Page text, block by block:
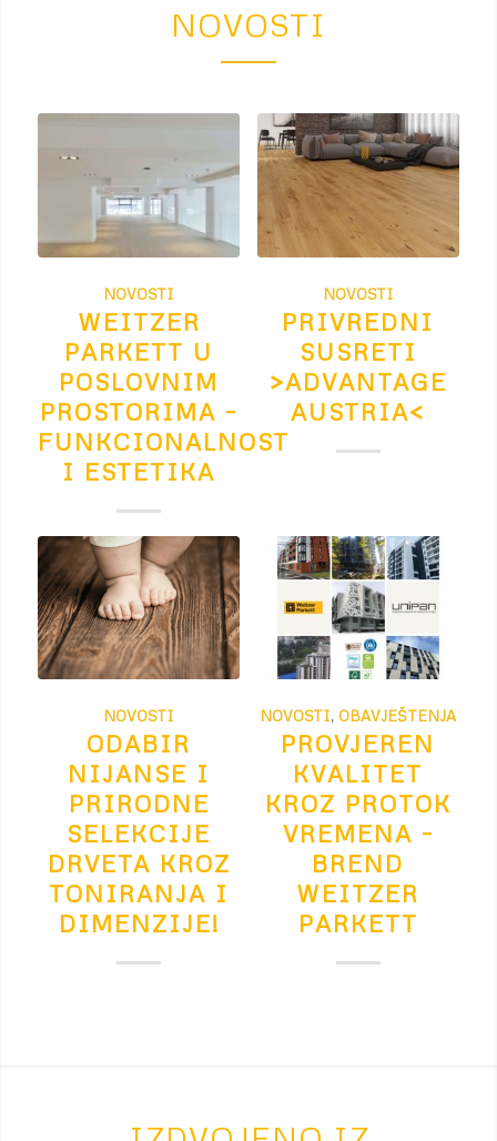
NOVOSTI
NOVOSTI
WEITZER
PARKETT U
POSLOVNIM
PROSTORIMA –
FUNKCIONALNOST
I ESTETIKA
NOVOSTI
PRIVREDNI
SUSRETI
>ADVANTAGE
AUSTRIA<
NOVOSTI
ODABIR
NIJANSE I
PRIRODNE
SELEKCIJE
DRVETA KROZ
TONIRANJA I
DIMENZIJE!
NOVOSTI, OBAVJEŠTENJA
PROVJEREN
KVALITET
KROZ PROTOK
VREMENA –
BREND
WEITZER
PARKETT